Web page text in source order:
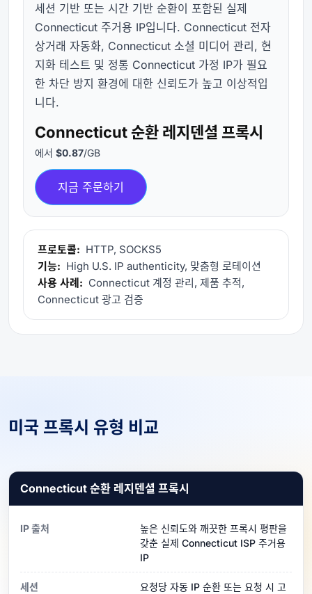
세션 기반 또는 시간 기반 순환이 포함된 실제
Connecticut 주거용 IP입니다. Connecticut 전자
상거래 자동화, Connecticut 소셜 미디어 관리, 현
지화 테스트 및 정통 Connecticut 가정 IP가 필요
한 차단 방지 환경에 대한 신뢰도가 높고 이상적입
니다.
Connecticut 순환 레지덴셜 프록시
에서 $0.87/GB
지금 주문하기
프로토콜: HTTP, SOCKS5
기능: High U.S. IP authenticity, 맞춤형 로테이션
사용 사례: Connecticut 계정 관리, 제품 추적,
Connecticut 광고 검증
미국 프록시 유형 비교
Connecticut 순환 레지덴셜 프록시
IP 출처
높은 신뢰도와 깨끗한 프록시 평판을
갖춘 실제 Connecticut ISP 주거용
IP
세션
요청당 자동 IP 순환 또는 요청 시 고